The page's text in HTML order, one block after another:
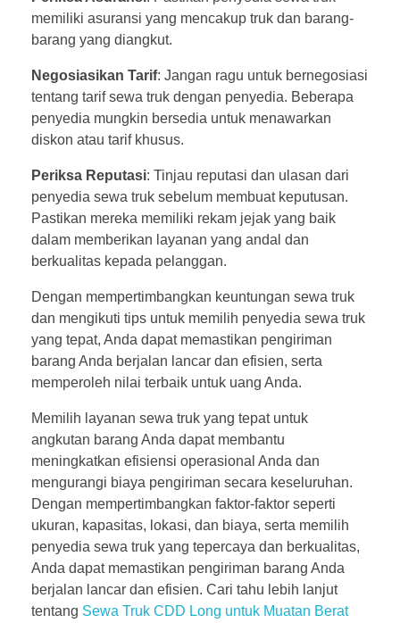
memiliki asuransi yang mencakup truk dan barang-
barang yang diangkut.
Negosiasikan Tarif: Jangan ragu untuk bernegosiasi
tentang tarif sewa truk dengan penyedia. Beberapa
penyedia mungkin bersedia untuk menawarkan
diskon atau tarif khusus.
Periksa Reputasi: Tinjau reputasi dan ulasan dari
penyedia sewa truk sebelum membuat keputusan.
Pastikan mereka memiliki rekam jejak yang baik
dalam memberikan layanan yang andal dan
berkualitas kepada pelanggan.
Dengan mempertimbangkan keuntungan sewa truk
dan mengikuti tips untuk memilih penyedia sewa truk
yang tepat, Anda dapat memastikan pengiriman
barang Anda berjalan lancar dan efisien, serta
memperoleh nilai terbaik untuk uang Anda.
Memilih layanan sewa truk yang tepat untuk
angkutan barang Anda dapat membantu
meningkatkan efisiensi operasional Anda dan
mengurangi biaya pengiriman secara keseluruhan.
Dengan mempertimbangkan faktor-faktor seperti
ukuran, kapasitas, lokasi, dan biaya, serta memilih
penyedia sewa truk yang tepercaya dan berkualitas,
Anda dapat memastikan pengiriman barang Anda
berjalan lancar dan efisien. Cari tahu lebih lanjut
tentang Sewa Truk CDD Long untuk Muatan Berat